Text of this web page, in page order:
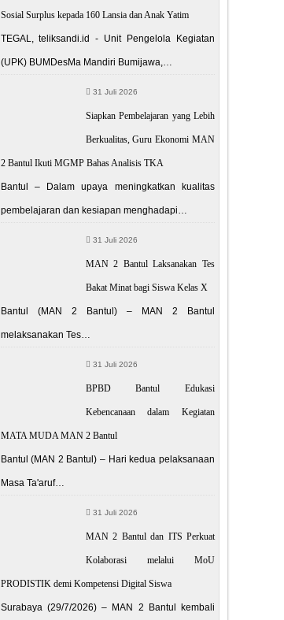
Sosial Surplus kepada 160 Lansia dan Anak Yatim
TEGAL, teliksandi.id - Unit Pengelola Kegiatan
(UPK) BUMDesMa Mandiri Bumijawa,…
31 Juli 2026
Siapkan Pembelajaran yang Lebih
Berkualitas, Guru Ekonomi MAN
2 Bantul Ikuti MGMP Bahas Analisis TKA
Bantul – Dalam upaya meningkatkan kualitas
pembelajaran dan kesiapan menghadapi…
31 Juli 2026
MAN 2 Bantul Laksanakan Tes
Bakat Minat bagi Siswa Kelas X
Bantul (MAN 2 Bantul) – MAN 2 Bantul
melaksanakan Tes…
31 Juli 2026
BPBD Bantul Edukasi
Kebencanaan dalam Kegiatan
MATA MUDA MAN 2 Bantul
Bantul (MAN 2 Bantul) – Hari kedua pelaksanaan
Masa Ta'aruf…
31 Juli 2026
MAN 2 Bantul dan ITS Perkuat
Kolaborasi melalui MoU
PRODISTIK demi Kompetensi Digital Siswa
Surabaya (29/7/2026) – MAN 2 Bantul kembali